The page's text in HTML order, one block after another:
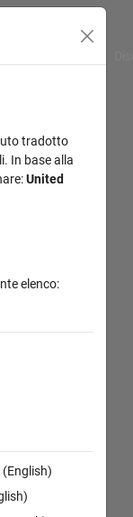
tradotto
In base alla
United
elenco:
(English)